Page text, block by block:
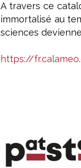
A travers ce
immortalisé au
sciences
https://